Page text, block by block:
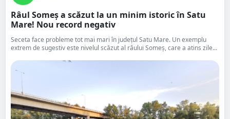
Râul Someș a scăzut la un minim istoric în Satu
Mare! Nou record negativ
Seceta face probleme tot mai mari în județul Satu Mare. Un exemplu
extrem de sugestiv este nivelul scăzut al râului Someș, care a atins zile...